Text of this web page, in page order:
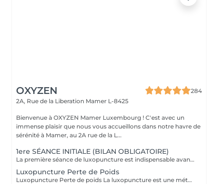
OXYZEN
284
2A, Rue de la Liberation Mamer L-8425
Bienvenue à OXYZEN Mamer Luxembourg ! C'est avec un
immense plaisir que nous vous accueillons dans notre havre de
sérénité à Mamer, au 2A rue de la L...
1ere SÉANCE INITIALE (BILAN OBLIGATOIRE)
La première séance de luxopuncture est indispensable avant de débuter tout programme. D'une durée d'environ 1 heure, elle se déroule en deux temps : 30 minutes d'échange approfondi (anamnèse) pour comprendre vos besoins, vos habitudes et définir vos objectifs 30 minutes de séance de luxopuncture, adaptée en fonction de cet échange Cette étape permet de personnaliser votre accompagnement et d'optimiser les résultats. Chaque protocole est ainsi ajusté à votre profil (poids, stress, sommeil, compulsions). Séance essentielle pour un suivi efficace et durable Permet un accompagnement sur mesure Un premier pas vers votre équilibre et votre bien-être durable.
Luxopuncture Perte de Poids
Luxopuncture Perte de poids La luxopuncture est une méthode douce et non invasive qui aide à réguler l'appétit, réduire les fringales et rééquilibrer le métabolisme. Idéale pour accompagner une perte de poids progressive, elle agit également sur le stress et les compulsions alimentaires. Chaque séance est adaptée à vos besoins afin de vous accompagner en douceur vers un meilleur équilibre et des résultats durables. Un accompagnement naturel pour retrouver légèreté, équilibre et bien-être au quotidien.